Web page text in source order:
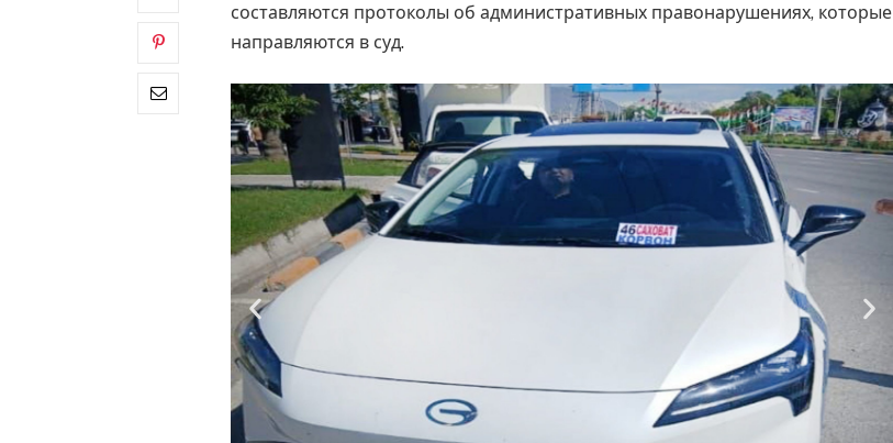
составляются протоколы об административных правонарушениях, которые
направляются в суд.